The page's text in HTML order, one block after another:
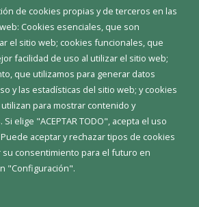
de cookies propias y de terceros en las
Cookies esenciales, que son
el sitio web; cookies funcionales, que
facilidad de uso al utilizar el sitio web;
que utilizamos para generar datos
y las estadísticas del sitio web; y cookies
para mostrar contenido y
elige "ACEPTAR TODO", acepta el uso
aceptar y rechazar tipos de cookies
su consentimiento para el futuro en
"Configuración".
Eventos
Corporación Municipal
Teléfonos de interés
INICIAR SESIÓN
MAPA WEB